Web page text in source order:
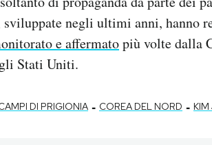
negli ultimi anni, hanno
e affermatopiù volte dalla
Stati Uniti.
DI PRIGIONIA - COREA DEL NORD -